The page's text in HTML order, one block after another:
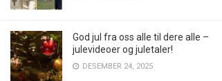
God jul fra oss alle til dere alle –
julevideoer og juletaler!
DESEMBER 24, 2025